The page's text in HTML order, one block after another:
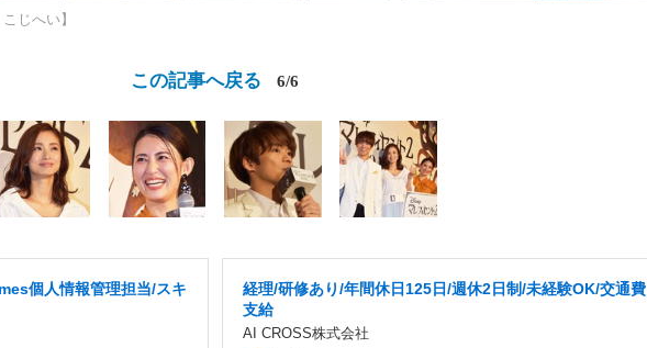
じへい】
この記事へ戻る 6/6
個人情報管理担当/スキ
経理/研修あり/年間休日125日/週休2日制/未経験OK/交通費
支給
AI CROSS株式会社